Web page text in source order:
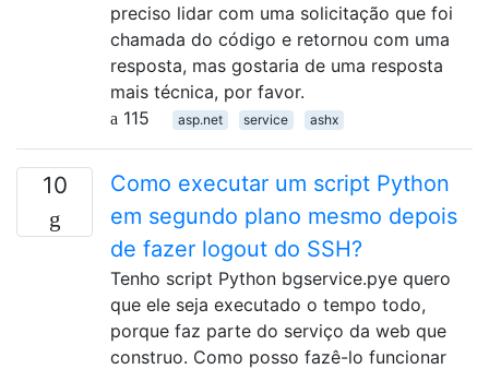
preciso lidar com uma solicitação que foi
chamada do código e retornou com uma
resposta, mas gostaria de uma resposta
mais técnica, por favor.
115
asp.net service ashx
10
Como executar um script Python
em segundo plano mesmo depois
de fazer logout do SSH?
Tenho script Python bgservice.pye quero
que ele seja executado o tempo todo,
porque faz parte do serviço da web que
construo. Como posso fazê-lo funcionar